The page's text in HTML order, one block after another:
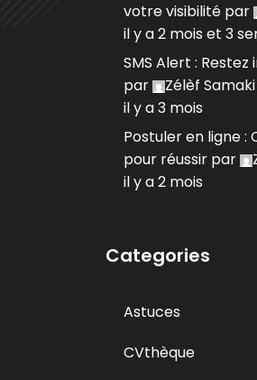
votre visibilité par
il y a 2 mois et 3
SMS Alert :
par
Zélèf Samaki
il y a 3 mois
Postuler en ligne :
pour réussir par
il y a 2 mois
Categories
Astuces
CVthèque